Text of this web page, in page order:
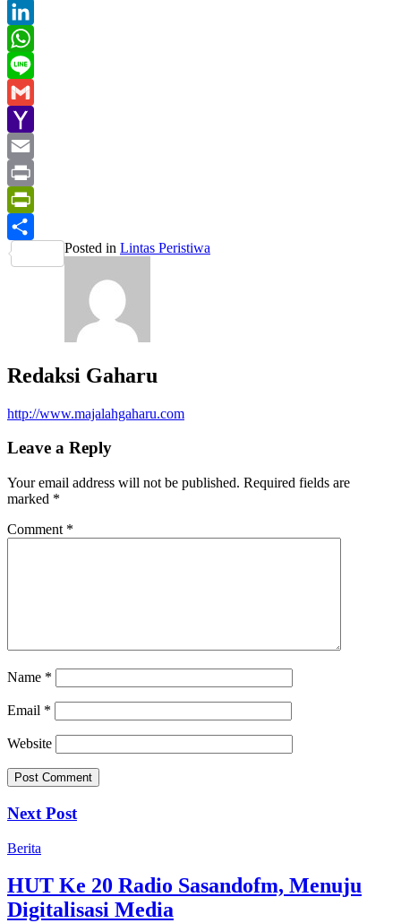
Twitter
LinkedIn
WhatsApp
Line
Gmail
Yahoo
Mail
Email
Print
PrintFriendly
Share
Posted in Lintas Peristiwa
Redaksi Gaharu
http://www.majalahgaharu.com
Leave a Reply
Your email address will not be published. Required fields are
marked *
Comment *
Name *
Email *
Website
Next Post
Berita
HUT Ke 20 Radio Sasandofm, Menuju
Digitalisasi Media